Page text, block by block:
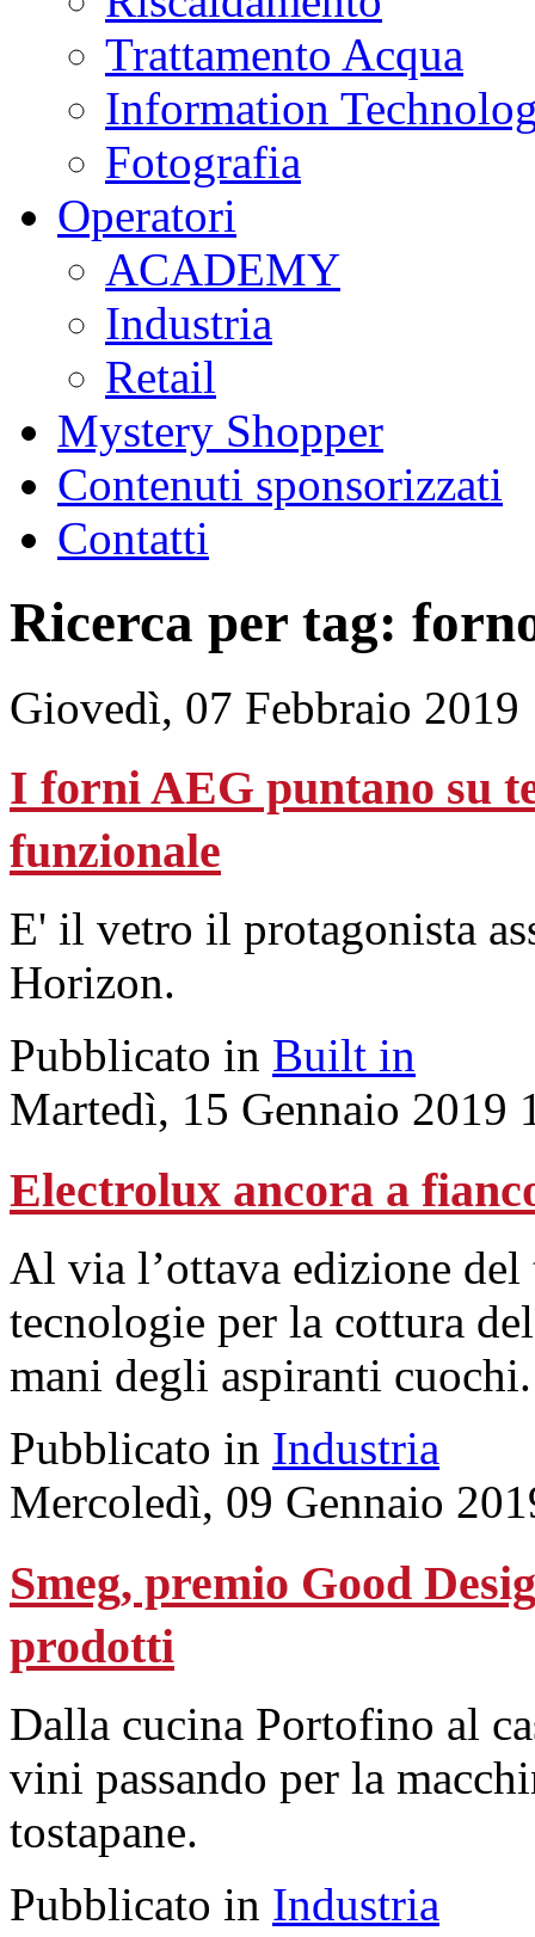
Trattamento Acqua
Information
Fotografia
Operatori
ACADEMY
Industria
Retail
Mystery Shopper
Contenuti sponsorizzati
Contatti
Ricerca per tag:
Giovedì, 07 Febbraio 2019
I forni AEG puntano su
funzionale
E' il vetro il protagonista
Horizon.
Pubblicato in Built in
Martedì, 15 Gennaio 2019
Electrolux ancora a
Al via l’ottava edizione
tecnologie per la cottura
mani degli aspiranti cuochi.
Pubblicato in Industria
Mercoledì, 09 Gennaio
Smeg, premio Good
prodotti
Dalla cucina Portofino al
vini passando per la
tostapane.
Pubblicato in Industria